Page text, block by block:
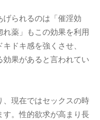
られるのは「催淫効
薬」もこの効果を利用
ドキ感を強くさせ、
効果があると言われてい
、現在ではセックスの時
。性的欲求が高まり長